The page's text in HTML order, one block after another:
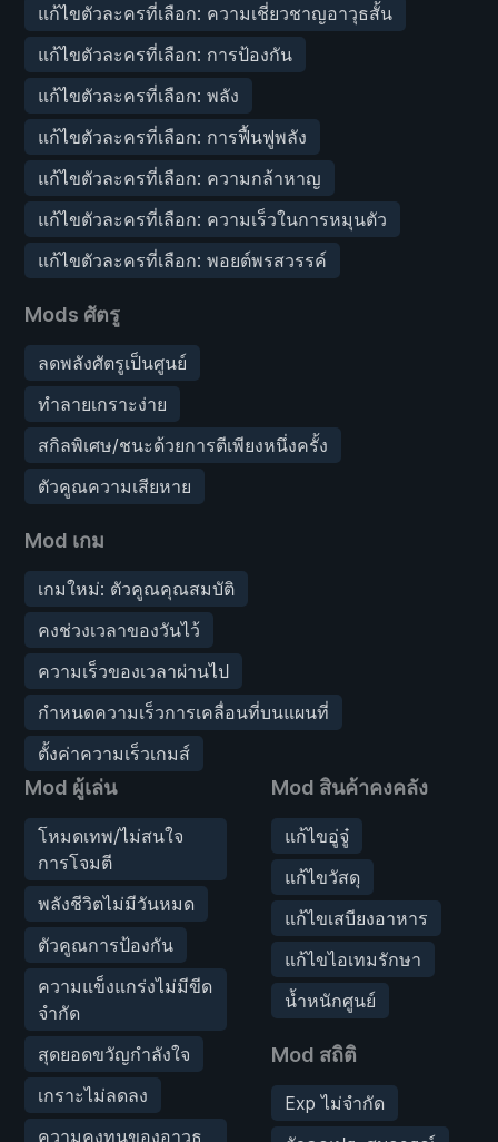
แก้ไขตัวละครที่เลือก: ความเชี่ยวชาญอาวุธสั้น
แก้ไขตัวละครที่เลือก: การป้องกัน
แก้ไขตัวละครที่เลือก: พลัง
แก้ไขตัวละครที่เลือก: การฟื้นฟูพลัง
แก้ไขตัวละครที่เลือก: ความกล้าหาญ
แก้ไขตัวละครที่เลือก: ความเร็วในการหมุนตัว
แก้ไขตัวละครที่เลือก: พอยต์พรสวรรค์
Mods ศัตรู
ลดพลังศัตรูเป็นศูนย์
ทำลายเกราะง่าย
สกิลพิเศษ/ชนะด้วยการตีเพียงหนึ่งครั้ง
ตัวคูณความเสียหาย
Mod เกม
เกมใหม่: ตัวคูณคุณสมบัติ
คงช่วงเวลาของวันไว้
ความเร็วของเวลาผ่านไป
กำหนดความเร็วการเคลื่อนที่บนแผนที่
ตั้งค่าความเร็วเกมส์
Mod ผู้เล่น
โหมดเทพ/ไม่สนใจ
การโจมตี
พลังชีวิตไม่มีวันหมด
ตัวคูณการป้องกัน
ความแข็งแกร่งไม่มีขีด
จำกัด
สุดยอดขวัญกำลังใจ
เกราะไม่ลดลง
ความคงทนของอาวุธ
Mod สินค้าคงคลัง
แก้ไขอู่จู๋
แก้ไขวัสดุ
แก้ไขเสบียงอาหาร
แก้ไขไอเทมรักษา
น้ำหนักศูนย์
Mod สถิติ
Exp ไม่จำกัด